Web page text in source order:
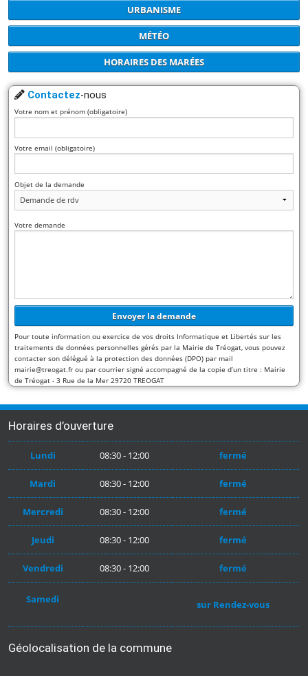
URBANISME
MÉTÉO
HORAIRES DES MARÉES
Contactez-nous
Votre nom et prénom (obligatoire)
Votre email (obligatoire)
Objet de la demande
Votre demande
Pour toute information ou exercice de vos droits Informatique et Libertés sur les
traitements de données personnelles gérés par la Mairie de Tréogat, vous pouvez
contacter son délégué à la protection des données (DPO) par mail
mairie@treogat.fr ou par courrier signé accompagné de la copie d’un titre : Mairie
de Tréogat - 3 Rue de la Mer 29720 TREOGAT
Horaires d’ouverture
Lundi 08:30 - 12:00 fermé
Mardi 08:30 - 12:00 fermé
Mercredi 08:30 - 12:00 fermé
Jeudi 08:30 - 12:00 fermé
Vendredi 08:30 - 12:00 fermé
Samedi sur Rendez-vous
Géolocalisation de la commune